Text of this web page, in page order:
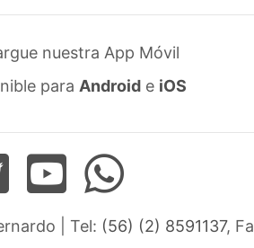
nuestra App Móvil
para Android e iOS
| Tel: (56) (2) 8591137,